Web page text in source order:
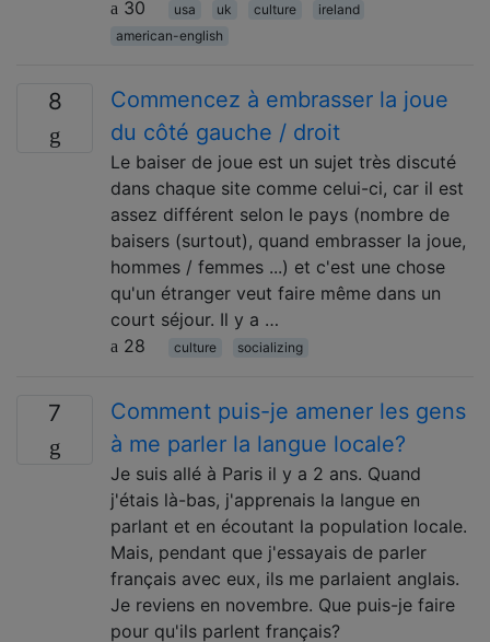
30 usa uk culture
ireland
american-english
8
Commencez à embrasser la joue
du côté gauche / droit
Le baiser de joue est un sujet très discuté
dans chaque site comme celui-ci, car il est
assez différent selon le pays (nombre de
baisers (surtout), quand embrasser la joue,
hommes / femmes ...) et c'est une chose
qu'un étranger veut faire même dans un
court séjour. Il y a …
28
culture socializing
7
Comment puis-je amener les gens
à me parler la langue locale?
Je suis allé à Paris il y a 2 ans. Quand
j'étais là-bas, j'apprenais la langue en
parlant et en écoutant la population locale.
Mais, pendant que j'essayais de parler
français avec eux, ils me parlaient anglais.
Je reviens en novembre. Que puis-je faire
pour qu'ils parlent français?